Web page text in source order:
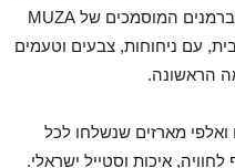
איכותיים בלבד. צוות המיקסולוגים והברמנים המוסמכים של MUZA
עם ניחוחות, צבעים וטעמים
הראשונה.
מרוצים ואלפי מארזים שנשלחו לכל
איכות וסטייל ישראלי.